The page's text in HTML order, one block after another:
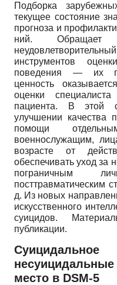
Подборка
текущее состояние
прогноза и
ний.
инструментов
поведения — их
ценность
оценки
пациента. В этой
улучшении качества
помощи
военнослужащим,
возрасте от
обеспечивать уход за
пограничным
посттравматическим
д. Из новых
искусственного
суицидов.
публикации.
место в DSM-5